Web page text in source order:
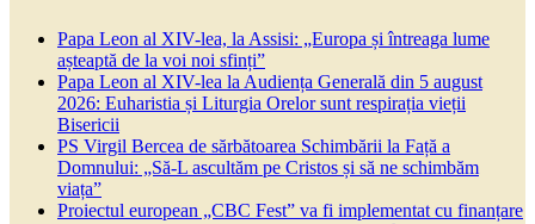
Papa Leon al XIV-lea, la Assisi: „Europa și întreaga lume
așteaptă de la voi noi sfinți”
Papa Leon al XIV-lea la Audiența Generală din 5 august
2026: Euharistia și Liturgia Orelor sunt respirația vieții
Bisericii
PS Virgil Bercea de sărbătoarea Schimbării la Față a
Domnului: „Să-L ascultăm pe Cristos și să ne schimbăm
viața”
Proiectul european „CBC Fest” va fi implementat cu finanțare